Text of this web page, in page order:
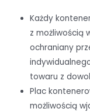
Każdy
z możliwością
ochraniany
towaru z
Plac
możliwością